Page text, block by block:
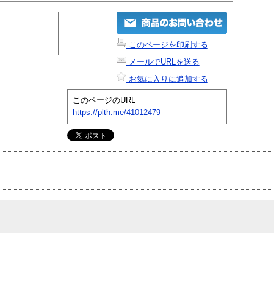
このページを印刷する
メールでURLを送る
お気に入りに追加する
このページのURL
https://plth.me/41012479